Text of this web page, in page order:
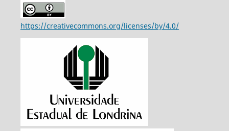
https://creativecommons.org/licenses/by/4.0/